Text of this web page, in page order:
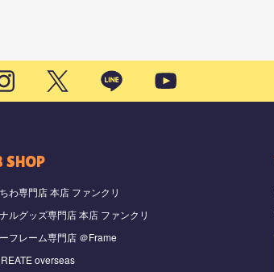
SHOP
わ専門店 本店 ファンクリ
ルグッズ専門店 本店 ファンクリ
フレーム専門店 ＠Frame
overseas